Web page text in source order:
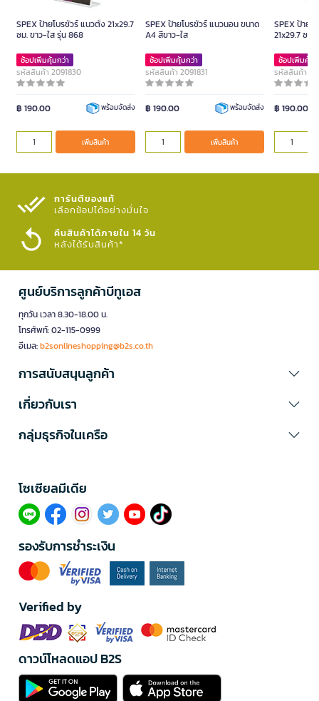
SPEX ป้ายโบรชัวร์ แนวตั้ง 21x29.7
ซม. ขาว-ใส รุ่น 868
ช้อปเพิ่มคุ้มกว่า
รหัสสินค้า 2091830
฿ 190.00 พร้อมจัดส่ง
เพิ่มสินค้า
SPEX ป้ายโบรชัวร์ แนวนอน ขนาด
A4 สีขาว-ใส
ช้อปเพิ่มคุ้มกว่า
รหัสสินค้า 2091831
฿ 190.00 พร้อมจัดส่ง
เพิ่มสินค้า
SPEX ป้าย
21x29.7 ซม.
ช้อปเพิ่มคุ้ม
รหัสสินค้า
฿ 190.00
การันตีของแท้
เลือกช้อปได้อย่างมั่นใจ​
คืนสินค้าได้ภายใน 14 วัน
หลังได้รับสินค้า*
ศูนย์บริการลูกค้าบีทูเอส
ทุกวัน เวลา 8.30-18.00 น.
โทรศัพท์: 02-115-0999
อีเมล:b2sonlineshopping@b2s.co.th
การสนับสนุนลูกค้า
เกี่ยวกับเรา
กลุ่มธุรกิจในเครือ
โซเซียลมีเดีย​
รองรับการชำระเงิน
Verified by
ดาวน์โหลดแอป B2S